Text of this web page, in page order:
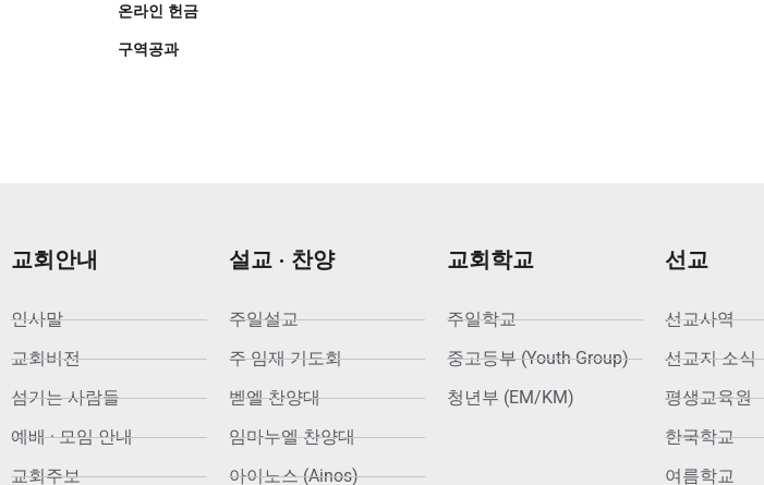
온라인 헌금
구역공과
교회안내
인사말
교회비전
섬기는 사람들
예배 · 모임 안내
교회주보
설교 · 찬양
주일설교
주 임재 기도회
벧엘 찬양대
임마누엘 찬양대
아이노스 (Ainos)
교회학교
주일학교
중고등부 (Youth Group)
청년부 (EM/KM)
선교
선교사역
선교지 소식
평생교육원
한국학교
여름학교